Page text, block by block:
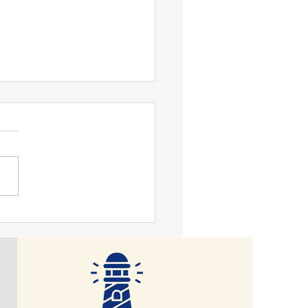
논평] 대한민국, 악을
다. 그들 ‘사적 카르텔’의 세
인 존재로 표현된다.”(Evil
is self-centred being for